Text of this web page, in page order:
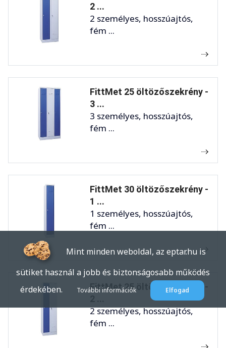
2 ...
2 személyes, hosszúajtós,
fém ...
FittMet 25 öltözőszekrény -
3 ...
3 személyes, hosszúajtós,
fém ...
FittMet 30 öltözőszekrény -
1 ...
1 személyes, hosszúajtós,
fém ...
FittMet 25 öltözőszekrény -
2 személyes, hosszúajtós,
fém ...
Mint minden weboldal, az eptar.hu is
sütiket használ a jobb és biztonságosabb működés
érdekében.
További információk Elfogad